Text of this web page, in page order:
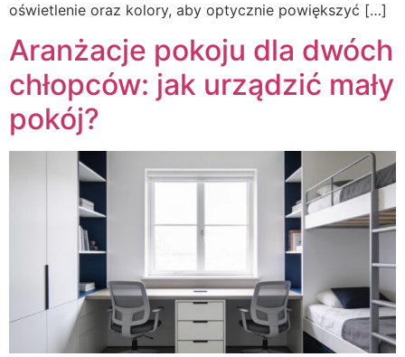
oświetlenie oraz kolory, aby optycznie powiększyć […]
Aranżacje pokoju dla dwóch
chłopców: jak urządzić mały
pokój?